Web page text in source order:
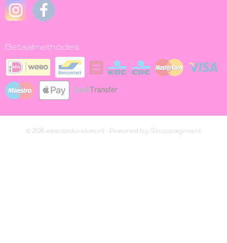
Betaalmethodes
© 2026 www.dedurskes.nl - Powered by Shoppagina.nl